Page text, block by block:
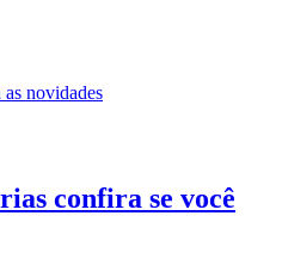
novidades
confira se você